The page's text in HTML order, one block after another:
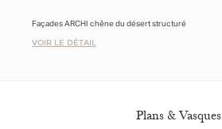
Façades ARCHI chêne du désert structuré
VOIR LE DÉTAIL
Plans & Vasques